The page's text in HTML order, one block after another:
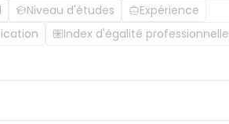
Niveau d'études Expérience
Index d'égalité professionnelle